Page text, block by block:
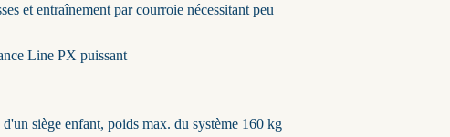
et entraînement par courroie nécessitant peu
Line PX puissant
siège enfant, poids max. du système 160 kg